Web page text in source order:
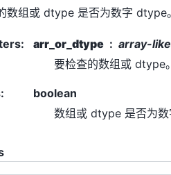
数组或 dtype 是否为数字 dtype。
: arr_or_dtype
array-
要检查的数组或 dtype。
:
boolean
数组或 dtype 是否为数